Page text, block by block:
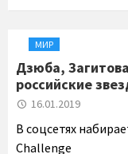
МИР
Дзюба,
российские
16.01.2019
В соцсетях
Challenge